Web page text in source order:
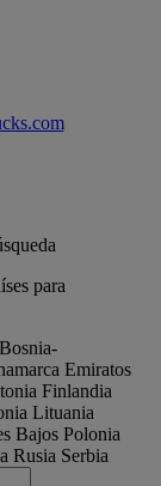
para
Bosnia-
Emiratos
Finlandia
Lituania
Bajos Polonia
Rusia Serbia